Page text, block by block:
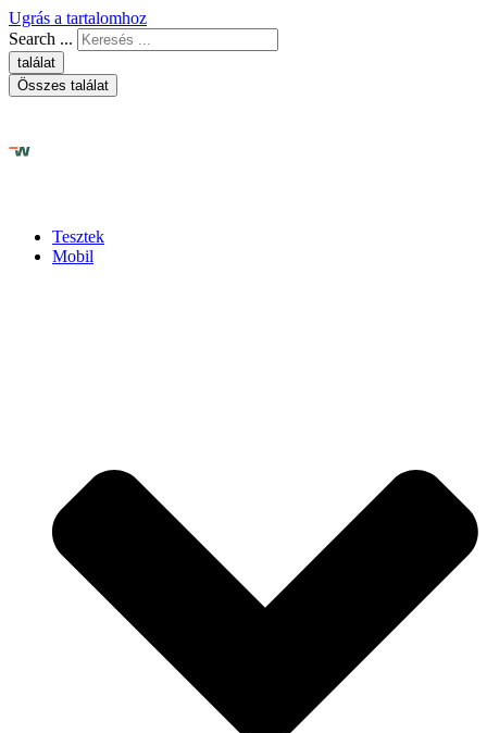
Ugrás a tartalomhoz
Search ...
találat
Összes találat
Tesztek
Mobil